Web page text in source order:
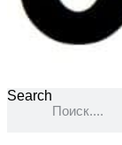
Search